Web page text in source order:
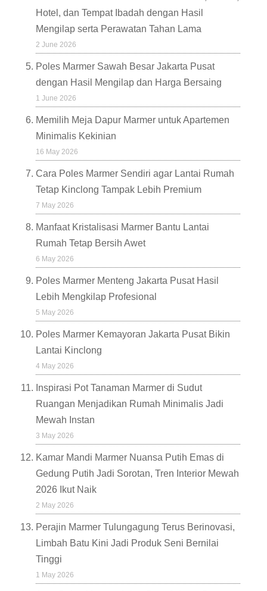
Hotel, dan Tempat Ibadah dengan Hasil
Mengilap serta Perawatan Tahan Lama
2 June 2026
Poles Marmer Sawah Besar Jakarta Pusat
dengan Hasil Mengilap dan Harga Bersaing
1 June 2026
Memilih Meja Dapur Marmer untuk Apartemen
Minimalis Kekinian
16 May 2026
Cara Poles Marmer Sendiri agar Lantai Rumah
Tetap Kinclong Tampak Lebih Premium
7 May 2026
Manfaat Kristalisasi Marmer Bantu Lantai
Rumah Tetap Bersih Awet
6 May 2026
Poles Marmer Menteng Jakarta Pusat Hasil
Lebih Mengkilap Profesional
5 May 2026
Poles Marmer Kemayoran Jakarta Pusat Bikin
Lantai Kinclong
4 May 2026
Inspirasi Pot Tanaman Marmer di Sudut
Ruangan Menjadikan Rumah Minimalis Jadi
Mewah Instan
3 May 2026
Kamar Mandi Marmer Nuansa Putih Emas di
Gedung Putih Jadi Sorotan, Tren Interior Mewah
2026 Ikut Naik
2 May 2026
Perajin Marmer Tulungagung Terus Berinovasi,
Limbah Batu Kini Jadi Produk Seni Bernilai
Tinggi
1 May 2026